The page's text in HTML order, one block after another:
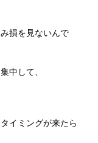
損を⾒ないんで
中して、
イミングが来たら